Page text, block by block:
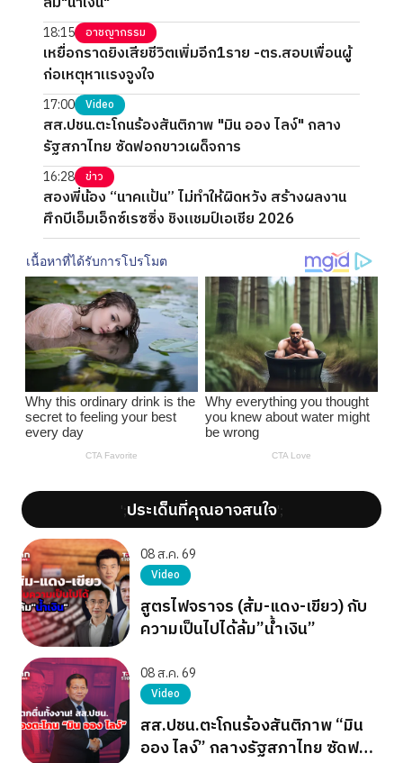
18:15 อาชญากรรม
เหยื่อกราดยิงเสียชีวิตเพิ่มอีก1ราย -ตร.สอบเพื่อนผู้
ก่อเหตุหาแรงจูงใจ
17:00 Video
สส.ปชน.ตะโกนร้องสันติภาพ "มิน ออง ไลง์" กลาง
รัฐสภาไทย ซัดฟอกขาวเผด็จการ
16:28 ข่าว
สองพี่น้อง “นาคแป้น” ไม่ทำให้ผิดหวัง สร้างผลงาน
ศึกบีเอ็มเอ็กซ์เรซซิ่ง ชิงแชมป์เอเชีย 2026
';ประเด็นที่คุณอาจสนใจ';
08 ส.ค. 69
Video
สูตรไฟจราจร (ส้ม-แดง-เขียว) กับ
ความเป็นไปได้ล้ม”น้ำเงิน”
08 ส.ค. 69
Video
สส.ปชน.ตะโกนร้องสันติภาพ “มิน
ออง ไลง์” กลางรัฐสภาไทย ซัดฟอก